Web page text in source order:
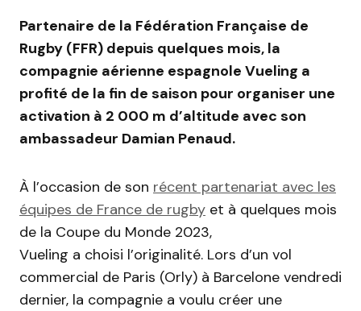
Partenaire de la Fédération Française de
Rugby (FFR) depuis quelques mois, la
compagnie aérienne espagnole Vueling a
profité de la fin de saison pour organiser une
activation à 2 000 m d’altitude avec son
ambassadeur Damian Penaud.
À l’occasion de son récent partenariat avec les
équipes de France de rugby et à quelques mois
de la Coupe du Monde 2023,
Vueling a choisi l’originalité. Lors d’un vol
commercial de Paris (Orly) à Barcelone vendredi
dernier, la compagnie a voulu créer une